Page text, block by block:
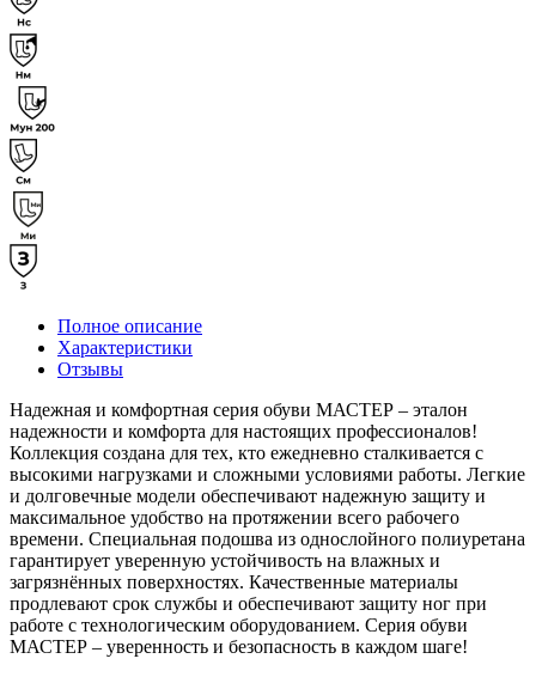
Полное описание
Характеристики
Отзывы
Надежная и комфортная серия обуви МАСТЕР – эталон
надежности и комфорта для настоящих профессионалов!
Коллекция создана для тех, кто ежедневно сталкивается с
высокими нагрузками и сложными условиями работы. Легкие
и долговечные модели обеспечивают надежную защиту и
максимальное удобство на протяжении всего рабочего
времени. Специальная подошва из однослойного полиуретана
гарантирует уверенную устойчивость на влажных и
загрязнённых поверхностях. Качественные материалы
продлевают срок службы и обеспечивают защиту ног при
работе с технологическим оборудованием. Серия обуви
МАСТЕР – уверенность и безопасность в каждом шаге!